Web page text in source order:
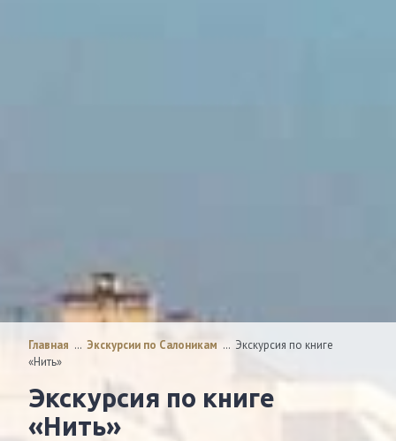
Главная … Экскурсии по Салоникам … Экскурсия по книге
«Нить»
Экскурсия по книге
«Нить»